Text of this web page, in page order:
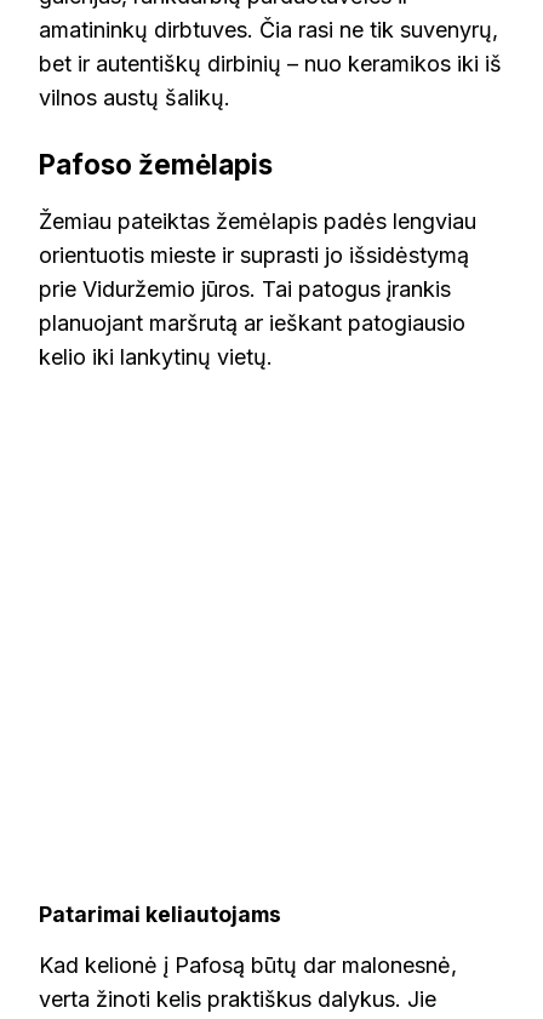
amatininkų dirbtuves. Čia rasi ne tik suvenyrų,
bet ir autentiškų dirbinių – nuo keramikos iki iš
vilnos austų šalikų.
Pafoso žemėlapis
Žemiau pateiktas žemėlapis padės lengviau
orientuotis mieste ir suprasti jo išsidėstymą
prie Viduržemio jūros. Tai patogus įrankis
planuojant maršrutą ar ieškant patogiausio
kelio iki lankytinų vietų.
Patarimai keliautojams
Kad kelionė į Pafosą būtų dar malonesnė,
verta žinoti kelis praktiškus dalykus. Jie